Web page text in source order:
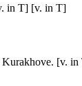
in T] [v. in T]
[v.